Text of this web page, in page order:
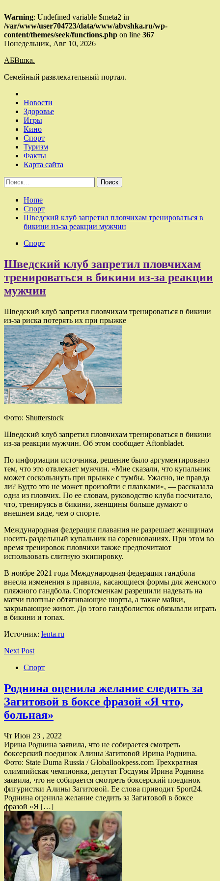
Warning: Undefined variable $meta2 in
/var/www/user704723/data/www/abvshka.ru/wp-
content/themes/seek/functions.php on line 367
Skip
content
Понедельник, Авг 10, 2026
АБВшка.
Семейный развлекательный портал.
Новости
Здоровье
Игры
Кино
Спорт
Туризм
Факты
Карта сайта
Найти:
Home
Спорт
Шведский клуб запретил пловчихам тренироваться в
бикини из-за реакции мужчин
Спорт
Шведский клуб запретил пловчихам
тренироваться в бикини из-за реакции
мужчин
Шведский клуб запретил пловчихам тренироваться в бикини
из-за риска потерять их при прыжке
Фото: Shutterstock
Шведский клуб запретил пловчихам тренироваться в бикини
из-за реакции мужчин. Об этом сообщает Aftonbladet.
По информации источника, решение было аргументировано
тем, что это отвлекает мужчин. «Мне сказали, что купальник
может соскользнуть при прыжке с тумбы. Ужасно, не правда
ли? Будто это не может произойти с плавками», — рассказала
одна из пловчих. По ее словам, руководство клуба посчитало,
что, тренируясь в бикини, женщины больше думают о
внешнем виде, чем о спорте.
Международная федерация плавания не разрешает женщинам
носить раздельный купальник на соревнованиях. При этом во
время тренировок пловчихи также предпочитают
использовать слитную экипировку.
В ноябре 2021 года Международная федерация гандбола
внесла изменения в правила, касающиеся формы для женского
пляжного гандбола. Спортсменкам разрешили надевать на
матчи плотные обтягивающие шорты, а также майки,
закрывающие живот. До этого гандболисток обязывали играть
в бикини и топах.
Источник: lenta.ru
Next Post
Спорт
Роднина оценила желание следить за
Загитовой в боксе фразой «Я что,
больная»
Чт Июн 23 , 2022
Ирина Роднина заявила, что не собирается смотреть
боксерский поединок Алины Загитовой Ирина Роднина.
Фото: State Duma Russia / Globallookpess.com Трехкратная
олимпийская чемпионка, депутат Госдумы Ирина Роднина
заявила, что не собирается смотреть боксерский поединок
фигуристки Алины Загитовой. Ее слова приводит Sport24.
Роднина оценила желание следить за Загитовой в боксе
фразой «Я […]